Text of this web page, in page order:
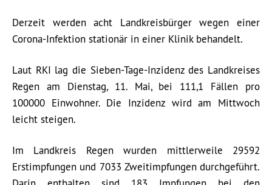
Derzeit werden acht Landkreisbürger wegen einer
Corona-Infektion stationär in einer Klinik behandelt.
Laut RKI lag die Sieben-Tage-Inzidenz des Landkreises
Regen am Dienstag, 11. Mai, bei 111,1 Fällen pro
100000 Einwohner. Die Inzidenz wird am Mittwoch
leicht steigen.
Im Landkreis Regen wurden mittlerweile 29592
Erstimpfungen und 7033 Zweitimpfungen durchgeführt.